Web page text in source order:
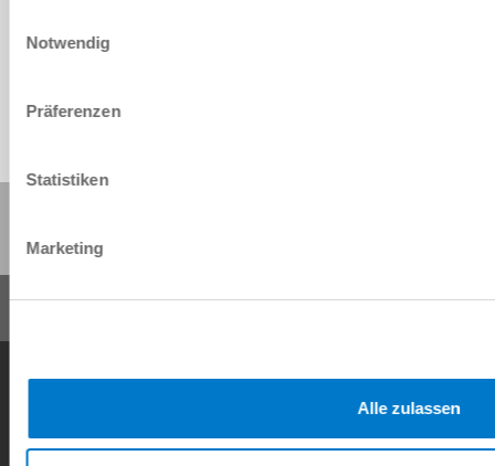
Notwendig
Präferenzen
Statistiken
Marketing
Alle zulassen